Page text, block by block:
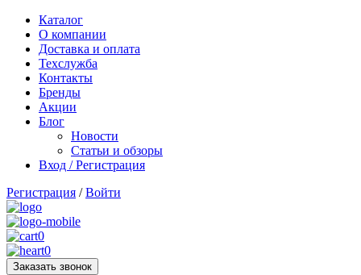
Каталог
О компании
Доставка и оплата
Техслужба
Контакты
Бренды
Акции
Блог
Новости
Статьи и обзоры
Вход / Регистрация
Регистрация / Войти
0
0
Заказать звонок